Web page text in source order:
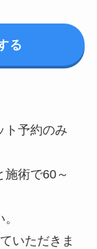
る
ト予約のみ
術で60～
いただきま